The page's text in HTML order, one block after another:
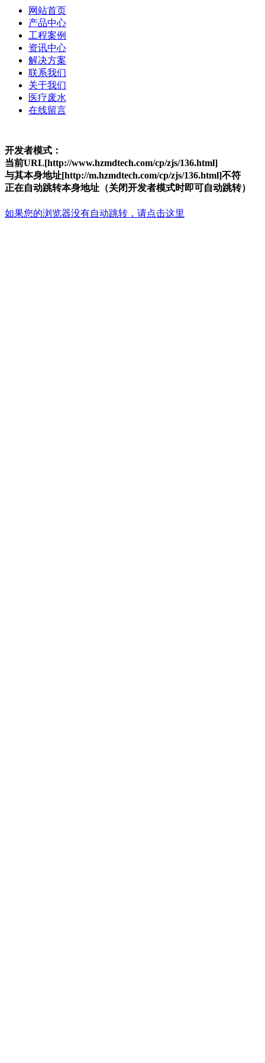
网站首页
产品中心
工程案例
资讯中心
解决方案
联系我们
关于我们
医疗废水
在线留言
开发者模式：
当前URL[http://www.hzmdtech.com/cp/zjs/136.html]
与其本身地址[http://m.hzmdtech.com/cp/zjs/136.html]不符
正在自动跳转本身地址（关闭开发者模式时即可自动跳转）
如果您的浏览器没有自动跳转，请点击这里